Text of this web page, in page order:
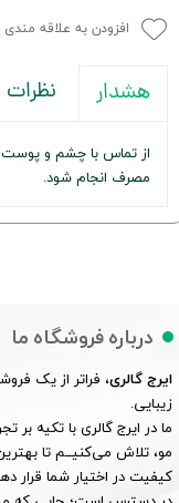
افزودن به علاقه مندی
هشدار نظرات
از تماس با چشم و
مصرف انجام شود.
درباره فروشگاه ما
ایرج گالری، فراتر از یک
زیبایی.
مو، تلاش می‌کنیــم تا
کیفیت در اختیار شما قرار